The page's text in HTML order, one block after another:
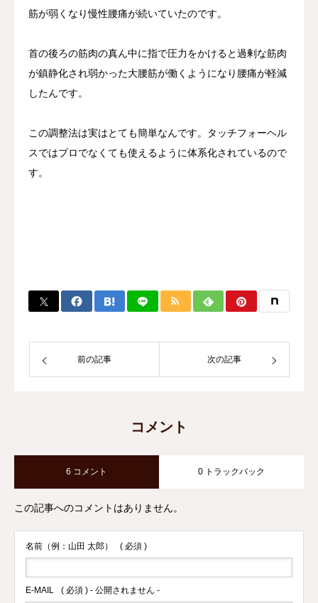
筋が弱くなり慢性腰痛が続いていたのです。
首の後ろの筋肉の真ん中に指で圧力をかけると過剰な筋肉
が鎮静化され弱かった大腰筋が働くようになり腰痛が軽減
したんです。
この調整法は実はとても簡単なんです。タッチフォーヘル
スではプロでなくても使えるように体系化されているので
す。
前の記事 次の記事
コメント
6 コメント 0 トラックバック
この記事へのコメントはありません。
名前（例：山田 太郎） ( 必須 )
E-MAIL ( 必須 ) - 公開されません -